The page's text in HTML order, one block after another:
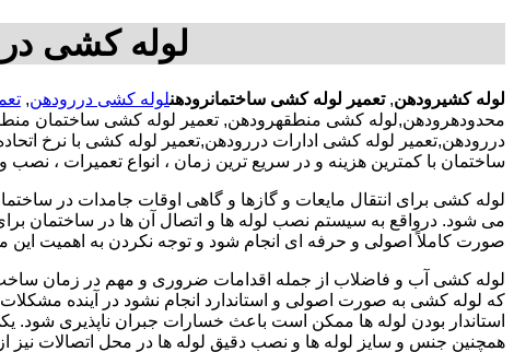
لوله کشی
لوله کشیرودهن,تعمیر لوله کشی ساختمانرودهنلوله کشی دررودهن,
محدودهرودهن,لوله کشی منطقهرودهن, تعمیر لوله کشی ساختمان
دررودهن,تعمیر لوله کشی ادارات دررودهن,تعمیر لوله کشی با نرخ
ساختمان با کمترین هزینه و در سریع ترین زمان ، انواع تعمیرات ،
لوله کشی برای انتقال مایعات و گازها و گاهی اوقات جامدات در
می شود. درواقع به سیستم نصب لوله ها و اتصال آن ها در ساختمان
صورت کاملاً اصولی و حرفه ای انجام شود و توجه نکردن به اهمیت این
لوله کشی آب و فاضلاب از جمله اقدامات ضروری و مهم در زمان
که لوله کشی به صورت اصولی و استاندارد انجام نشود در آینده
استاندار بودن لوله ها ممکن است باعث خسارات جبران ناپذیری
همچنین جنس و سایز لوله ها و نصب دقیق لوله ها در محل اتصالات